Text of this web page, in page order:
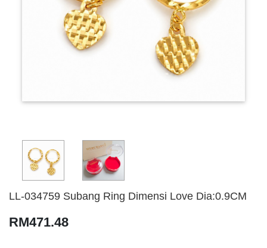
LL-034759 Subang Ring Dimensi Love Dia:0.9CM
RM471.48